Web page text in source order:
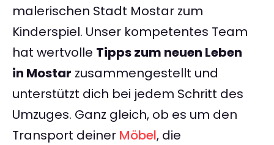
malerischen Stadt Mostar zum
Kinderspiel. Unser kompetentes Team
hat wertvolle Tipps zum neuen Leben
in Mostar zusammengestellt und
unterstützt dich bei jedem Schritt des
Umzuges. Ganz gleich, ob es um den
Transport deiner Möbel, die